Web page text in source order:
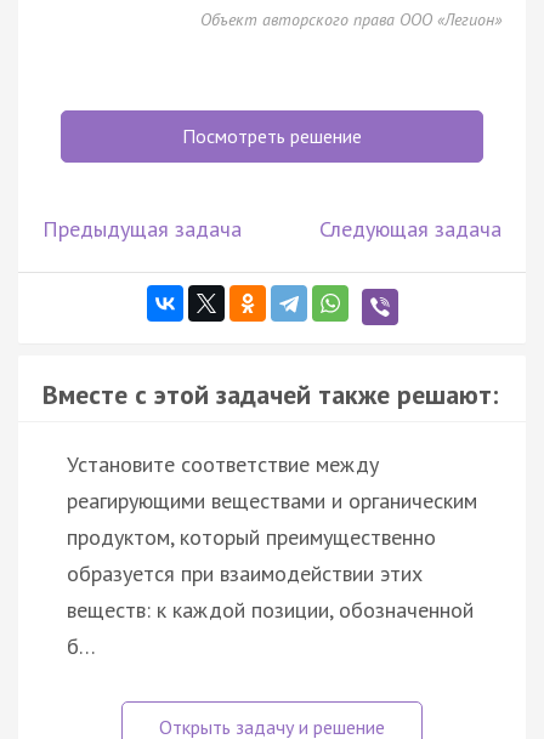
Объект авторского права ООО «Легион»
Посмотреть решение
Предыдущая задача Следующая задача
Вместе с этой задачей также решают:
Установите соответствие между
реагирующими веществами и органическим
продуктом, который преимущественно
образуется при взаимодействии этих
веществ: к каждой позиции, обозначенной
б…